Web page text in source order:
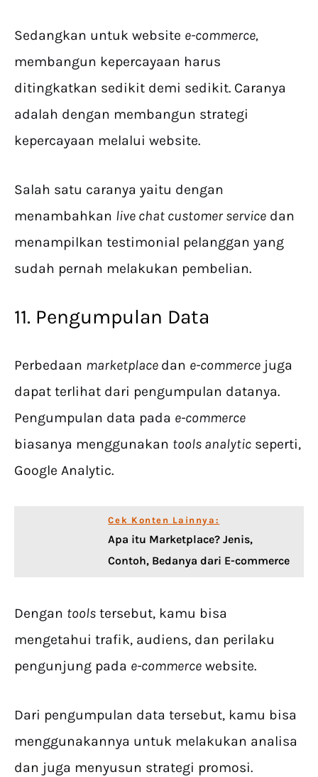
Sedangkan untuk website e-commerce,
membangun kepercayaan harus
ditingkatkan sedikit demi sedikit. Caranya
adalah dengan membangun strategi
kepercayaan melalui website.
Salah satu caranya yaitu dengan
menambahkan live chat customer service dan
menampilkan testimonial pelanggan yang
sudah pernah melakukan pembelian.
11. Pengumpulan Data
Perbedaan marketplace dan e-commerce juga
dapat terlihat dari pengumpulan datanya.
Pengumpulan data pada e-commerce
biasanya menggunakan tools analytic seperti,
Google Analytic.
Cek Konten Lainnya:
Apa itu Marketplace? Jenis,
Contoh, Bedanya dari E-commerce
Dengan tools tersebut, kamu bisa
mengetahui trafik, audiens, dan perilaku
pengunjung pada e-commerce website.
Dari pengumpulan data tersebut, kamu bisa
menggunakannya untuk melakukan analisa
dan juga menyusun strategi promosi.